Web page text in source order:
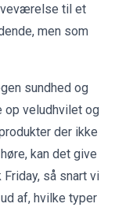
til et
men som
sundhed og
op veludhvilet og
der ikke
kan det give
så snart vi
af, hvilke typer